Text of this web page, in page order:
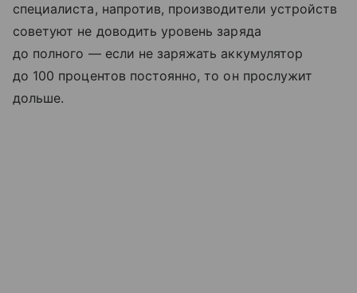
специалиста, напротив, производители устройств
советуют не доводить уровень заряда
до полного — если не заряжать аккумулятор
до 100 процентов постоянно, то он прослужит
дольше.